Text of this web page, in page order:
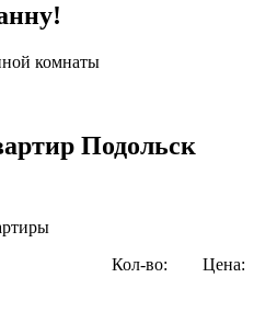
комнаты
Подольск
Кол-во: Цена: